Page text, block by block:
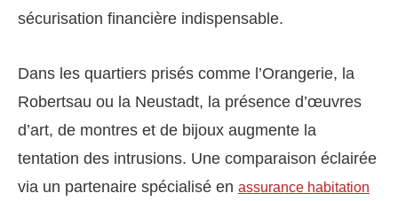
sécurisation financière indispensable.
Dans les quartiers prisés comme l’Orangerie, la
Robertsau ou la Neustadt, la présence d’œuvres
d’art, de montres et de bijoux augmente la
tentation des intrusions. Une comparaison éclairée
via un partenaire spécialisé en assurance habitation